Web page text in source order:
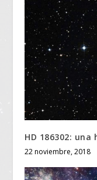
HD 186302:
22 noviembre, 2018